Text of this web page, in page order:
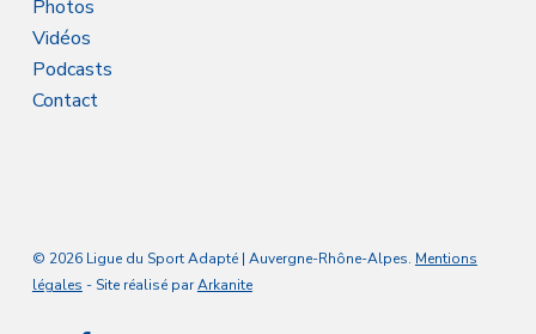
Photos
Vidéos
Podcasts
Contact
© 2026 Ligue du Sport Adapté | Auvergne-Rhône-Alpes. Mentions
légales - Site réalisé parArkanite